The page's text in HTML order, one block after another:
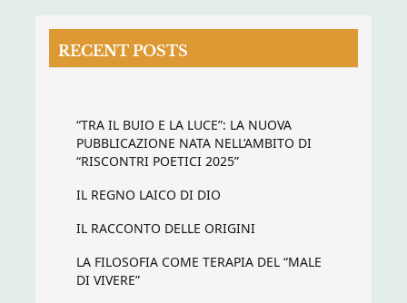
RECENT POSTS
“TRA IL BUIO E LA LUCE”: LA NUOVA
PUBBLICAZIONE NATA NELL’AMBITO DI
“RISCONTRI POETICI 2025”
IL REGNO LAICO DI DIO
IL RACCONTO DELLE ORIGINI
LA FILOSOFIA COME TERAPIA DEL “MALE
DI VIVERE”